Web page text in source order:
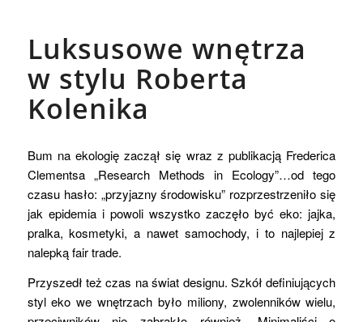
Luksusowe wnętrza
w stylu Roberta
Kolenika
Bum na ekologię zaczął się wraz z publikacją Frederica
Clementsa „Research Methods in Ecology”…od tego
czasu hasło: „przyjazny środowisku” rozprzestrzeniło się
jak epidemia i powoli wszystko zaczęło być eko: jajka,
pralka, kosmetyki, a nawet samochody, i to najlepiej z
nalepką fair trade.
Przyszedł też czas na świat designu. Szkół definiujących
styl eko we wnętrzach było miliony, zwolenników wielu,